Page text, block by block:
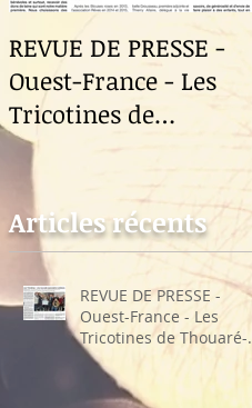
REVUE DE PRESSE -
Ouest-France - Les
Tricotines de
Thouaré-sur-Loire
Articles récents
REVUE DE PRESSE -
Ouest-France - Les
Tricotines de Thouaré-
sur-Loire